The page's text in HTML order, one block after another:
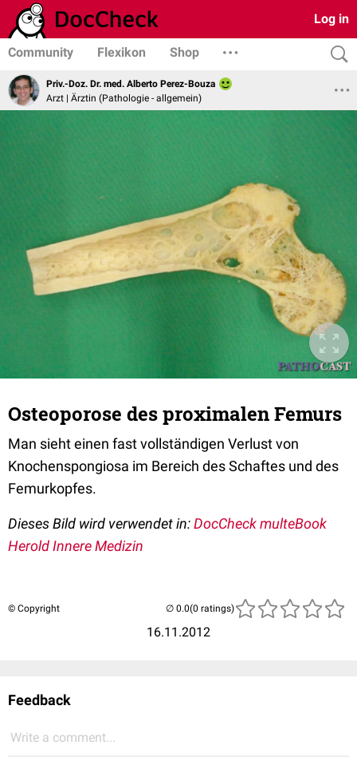
Log in
Community Flexikon Shop
Priv.-Doz. Dr. med. Alberto Perez-Bouza
Arzt | Ärztin (Pathologie - allgemein)
Osteoporose des proximalen Femurs
Man sieht einen fast vollständigen Verlust von
Knochenspongiosa im Bereich des Schaftes und des
Femurkopfes.
Dieses Bild wird verwendet in:DocCheck multeBook
Herold Innere Medizin
© Copyright
16.11.2012
(0 ratings)
Feedback
Write a comment...